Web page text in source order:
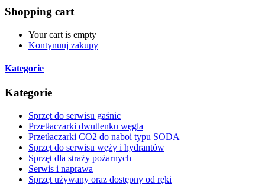
Shopping cart
Your cart is empty
Kontynuuj zakupy
Kategorie
Kategorie
Sprzęt do serwisu gaśnic
Przetłaczarki dwutlenku węgla
Przetłaczarki CO2 do naboi typu SODA
Sprzęt do serwisu węży i hydrantów
Sprzęt dla straży pożarnych
Serwis i naprawa
Sprzęt używany oraz dostępny od ręki